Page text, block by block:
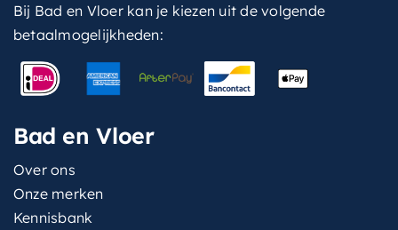
Bij Bad en Vloer kan je kiezen uit de volgende
betaalmogelijkheden:
Bad en Vloer
Over ons
Onze merken
Kennisbank